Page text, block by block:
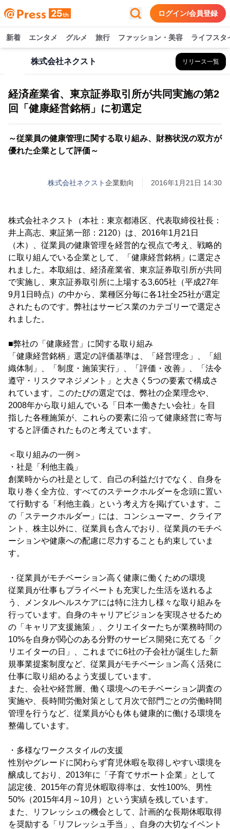
ログイン/会員登録
新着 エンタメ グルメ 旅行 ファッション・美容 ライフスタ
株式会社ネクスト リリース一覧
経済産業省、東京証券取引所が共同実施の第2
回「健康経営銘柄」に初選定
～従業員の健康管理に関する取り組み、財務状況の双方が
優れた企業として評価～
株式会社ネクスト企業動向 2016年1月21日 14:30
株式会社ネクスト（本社：東京都港区、代表取締役社長：
井上高志、東証第一部：2120）は、2016年1月21日
（木）、従業員の健康管理を経営的な視点で考え、戦略的
に取り組んでいる企業として、「健康経営銘柄」に選定さ
れました。本取組は、経済産業省、東京証券取引所が共同
で実施し、東京証券取引所に上場する3,605社（平成27年
9月1日時点）の中から、業種区分毎に各1社全25社が選定
されたものです。弊社はサービス業のカテゴリーで選定さ
れました。
■弊社の「健康経営」に関する取り組み
「健康経営銘柄」選定の評価基準は、「経営理念」、「組
織体制」、「制度・施策実行」、「評価・改善」、「法令
遵守・リスクマネジメント」と大きく5つの要素で構成さ
れています。このたびの選定では、弊社の企業理念や、
2008年から取り組んでいる「日本一働きたい会社」を目
指した各種施策が、これらの要素に沿って健康経営に寄与
すると評価されたものと考えています。
＜取り組みの一例＞
・社是「利他主義」
創業時からの社是として、自己の利益だけでなく、自身を
取り巻く全方位、すべてのステークホルダーを念頭に置い
て行動する「利他主義」という考え方を掲げています。こ
の「ステークホルダー」には、コンシューマー、クライア
ント、株主以外に、従業員も含んでおり、従業員のモチベ
ーションや健康への配慮に尽力することも約束していま
す。
・従業員がモチベーション高く健康に働くための環境
従業員が仕事もプライベートも充実した生活を送れるよ
う、メンタルヘルスケアには特に注力し様々な取り組みを
行っています。自身のキャリアビジョンを実現させるため
の「キャリア支援施策」、クリエイターたちが業務時間の
10%を自身が関心のある分野のサービス開発に充てる「ク
リエイターの日」、これまでに6社の子会社が誕生した新
規事業提案制度など、従業員がモチベーション高く活発に
仕事に取り組めるよう支援しています。
また、会社や経営層、働く環境へのモチベーション調査の
実施や、長時間労働対策として月次で部門ごとの労働時間
管理を行うなど、従業員が心も体も健康的に働ける環境を
整備しています。
・多様なワークスタイルの支援
性別やグレードに関わらず育児休暇を取得しやすい環境を
醸成しており、2013年に「子育てサポート企業」として
認定後、2015年の育児休暇取得率は、女性100%、男性
50%（2015年4月～10月）という実績を残しています。
また、リフレッシュの機会として、計画的な長期休暇取得
を奨励する「リフレッシュ手当」、自身の大切なイベント